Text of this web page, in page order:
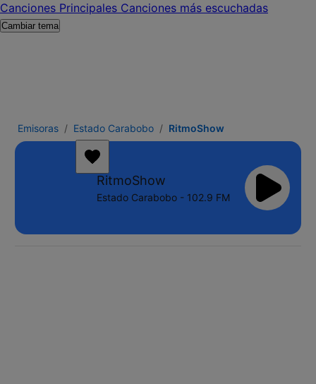
Canciones Principales Canciones más escuchadas
Cambiar tema
Emisoras Estado Carabobo RitmoShow
RitmoShow
Estado Carabobo - 102.9 FM